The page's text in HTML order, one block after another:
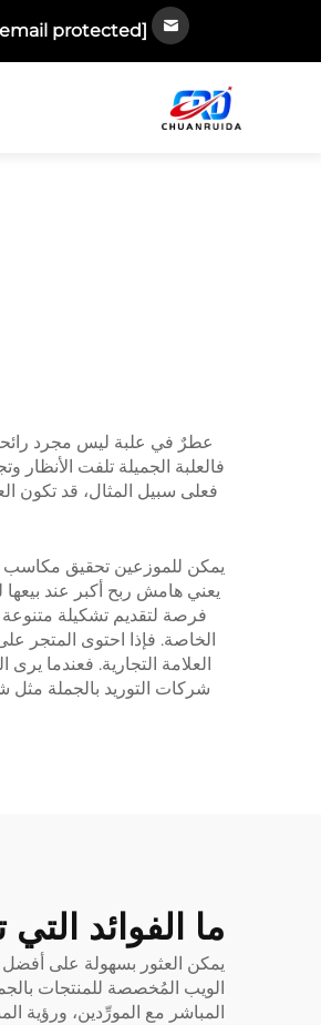
[email protected]
عطرٌ في علبة ليس مجرد
فالعلبة الجميلة تلفت
فعلى سبيل المثال، قد تكون
يمكن للموزعين تحقيق مكاسب
فرصة لتقديم تشكيلة
الخاصة. فإذا احتوى المتجر
العلامة التجارية. فعندما
شركات التوريد بالجملة مثل
ما الفوائد
يمكن العثور بسهولة على أفضل
الويب المُخصصة للمنتجات